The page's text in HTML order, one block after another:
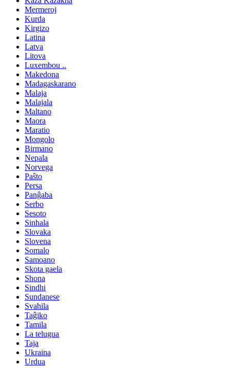
Mermeroj
Kurda
Kirgizo
Latina
Latva
Litova
Luxembou ..
Makedona
Madagaskarano
Malaja
Malajala
Maltano
Maora
Maratio
Mongolo
Birmano
Nepala
Norvega
Paŝto
Persa
Panĝaba
Serbo
Sesoto
Sinhala
Slovaka
Slovena
Somalo
Samoano
Skota gaela
Shona
Sindhi
Sundanese
Svahila
Taĝiko
Tamila
La telugua
Taja
Ukraina
Urdua